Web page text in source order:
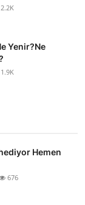
2.2K
Yenir?Ne
1.9K
Hemen
676